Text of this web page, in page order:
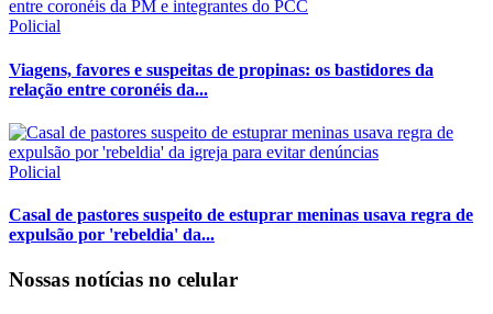
Policial
Viagens, favores e suspeitas de propinas: os bastidores da
relação entre coronéis da...
Policial
Casal de pastores suspeito de estuprar meninas usava regra de
expulsão por 'rebeldia' da...
Nossas notícias no celular